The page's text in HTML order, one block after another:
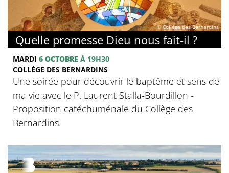
© Collège des Bernardins
Quelle promesse Dieu nous fait-il ?
MARDI 6 OCTOBRE À 19H30
COLLÈGE DES BERNARDINS
Une soirée pour découvrir le baptême et sens de
ma vie avec le P. Laurent Stalla-Bourdillon -
Proposition catéchuménale du Collège des
Bernardins.